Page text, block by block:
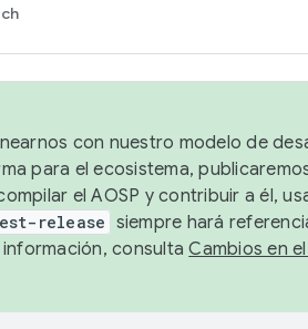
con nuestro modelo de
para el ecosistema,
el AOSP y contribuir a él,
release siempre hará
información, consultaCambios en el